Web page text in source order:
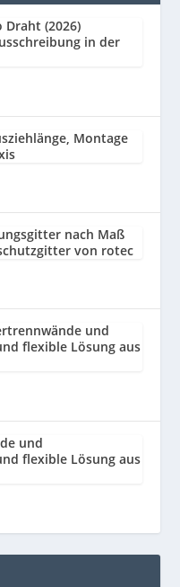
Draht (2026)
in der
Montage
nach Maß
von rotec
und
flexible Lösung aus
und
flexible Lösung aus